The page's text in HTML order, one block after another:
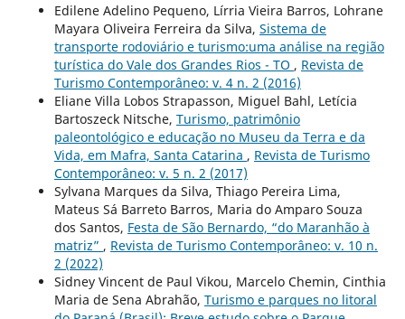
Edilene Adelino Pequeno, Lírria Vieira Barros, Lohrane
Mayara Oliveira Ferreira da Silva, Sistema de
transporte rodoviário e turismo:uma análise na região
turística do Vale dos Grandes Rios - TO , Revista de
Turismo Contemporâneo: v. 4 n. 2 (2016)
Eliane Villa Lobos Strapasson, Miguel Bahl, Letícia
Bartoszeck Nitsche, Turismo, patrimônio
paleontológico e educação no Museu da Terra e da
Vida, em Mafra, Santa Catarina , Revista de Turismo
Contemporâneo: v. 5 n. 2 (2017)
Sylvana Marques da Silva, Thiago Pereira Lima,
Mateus Sá Barreto Barros, Maria do Amparo Souza
dos Santos, Festa de São Bernardo, “do Maranhão à
matriz” , Revista de Turismo Contemporâneo: v. 10 n.
2 (2022)
Sidney Vincent de Paul Vikou, Marcelo Chemin, Cinthia
Maria de Sena Abrahão, Turismo e parques no litoral